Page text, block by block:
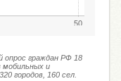
50
граждан РФ 18
мобильных и
городов, 160 сел.